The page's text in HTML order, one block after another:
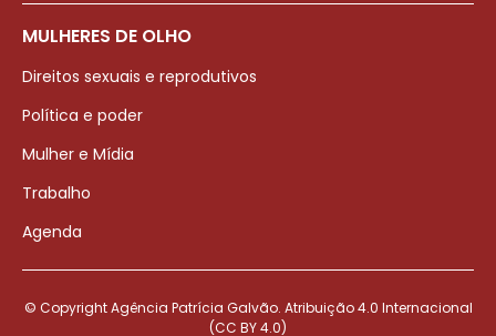
MULHERES DE OLHO
Direitos sexuais e reprodutivos
Política e poder
Mulher e Mídia
Trabalho
Agenda
© Copyright Agência Patrícia Galvão. Atribuição 4.0 Internacional
(CC BY 4.0)